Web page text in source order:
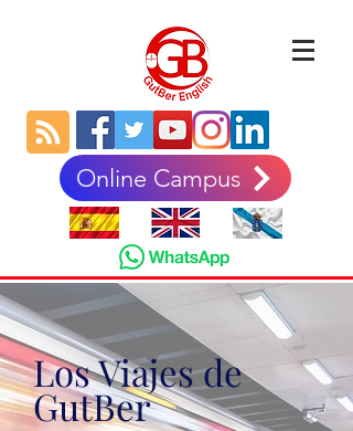
Online Campus
Los Viajes de
GutBer